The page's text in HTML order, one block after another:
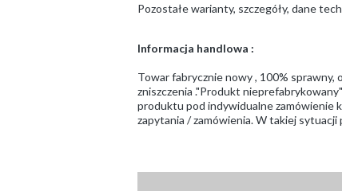
Pozostałe warianty, szczegóły, dane
Informacja handlowa :
Towar fabrycznie nowy , 100% sprawny,
zniszczenia ."Produkt
produktu pod indywidualne zamówienie
zapytania / zamówienia. W takiej